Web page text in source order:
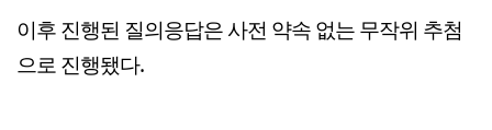
이후 진행된 질의응답은 사전 약속 없는 무작위 추첨
으로 진행됐다.